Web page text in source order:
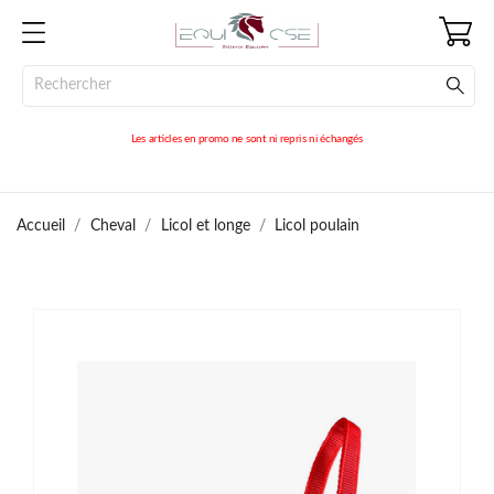
Les articles en promo ne sont ni repris ni échangés
Accueil Cheval Licol et longe Licol poulain